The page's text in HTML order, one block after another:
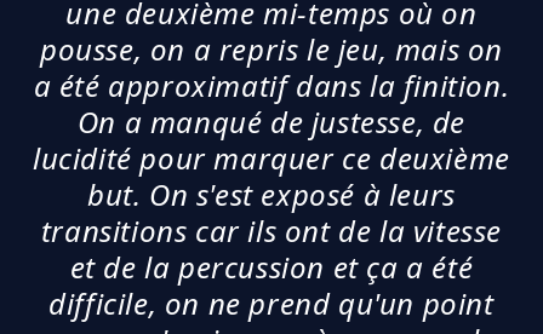
une deuxième mi-temps où on
pousse, on a repris le jeu, mais on
a été approximatif dans la finition.
On a manqué de justesse, de
lucidité pour marquer ce deuxième
but. On s'est exposé à leurs
transitions car ils ont de la vitesse
et de la percussion et ça a été
difficile, on ne prend qu'un point